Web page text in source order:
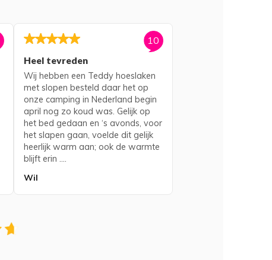
10
Heel tevreden
Wij hebben een Teddy hoeslaken
met slopen besteld daar het op
onze camping in Nederland begin
april nog zo koud was. Gelijk op
het bed gedaan en ‘s avonds, voor
het slapen gaan, voelde dit gelijk
heerlijk warm aan; ook de warmte
blijft erin ....
Wil